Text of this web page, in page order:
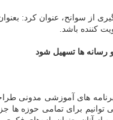
از سوانح، عنوان كرد:
كننده باشد.
رسانه ها تسهیل شود
برنامه های آموزشی
توانیم برای تمامی حوزه